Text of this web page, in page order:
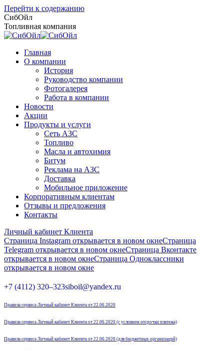
Перейти к содержанию
СибОйл
Топливная компания
Главная
О компании
История
Руководство компании
Фотогалерея
Работа в компании
Новости
Акции
Продукты и услуги
Сеть АЗС
Топливо
Масла и автохимия
Битум
Реклама на АЗС
Доставка
Мобильное приложение
Корпоративным клиентам
Отзывы и предложения
Контакты
Личный кабинет Клиента
Страница Instagram открывается в новом окнеСтраница
Telegram открывается в новом окнеСтраница Вконтакте
открывается в новом окнеСтраница Одноклассники
открывается в новом окне
+7 (4112) 320–323siboil@yandex.ru
Правила сервиса Личный кабинет Клиента от 22.06.2020
Правила сервиса Личный кабинет Клиента от 22.06.2020 (с условием отсрочки платежа)
Правила сервиса Личный кабинет Клиента от 22.06.2020 (для бюджетных организаций)